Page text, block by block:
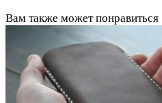
Вам также может понравиться